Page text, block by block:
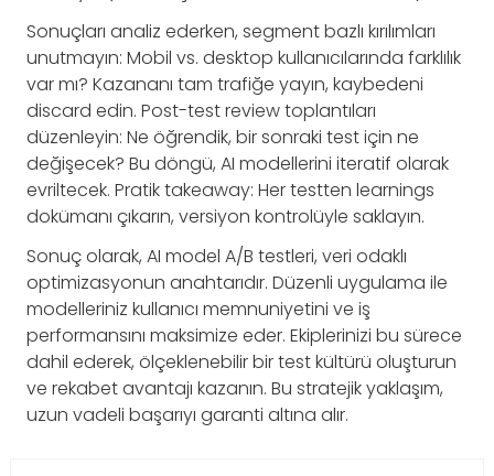
Sonuçları analiz ederken, segment bazlı kırılımları
unutmayın: Mobil vs. desktop kullanıcılarında farklılık
var mı? Kazananı tam trafiğe yayın, kaybedeni
discard edin. Post-test review toplantıları
düzenleyin: Ne öğrendik, bir sonraki test için ne
değişecek? Bu döngü, AI modellerini iteratif olarak
evriltecek. Pratik takeaway: Her testten learnings
dokümanı çıkarın, versiyon kontrolüyle saklayın.
Sonuç olarak, AI model A/B testleri, veri odaklı
optimizasyonun anahtarıdır. Düzenli uygulama ile
modelleriniz kullanıcı memnuniyetini ve iş
performansını maksimize eder. Ekiplerinizi bu sürece
dahil ederek, ölçeklenebilir bir test kültürü oluşturun
ve rekabet avantajı kazanın. Bu stratejik yaklaşım,
uzun vadeli başarıyı garanti altına alır.